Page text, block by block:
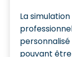
La
pouvant